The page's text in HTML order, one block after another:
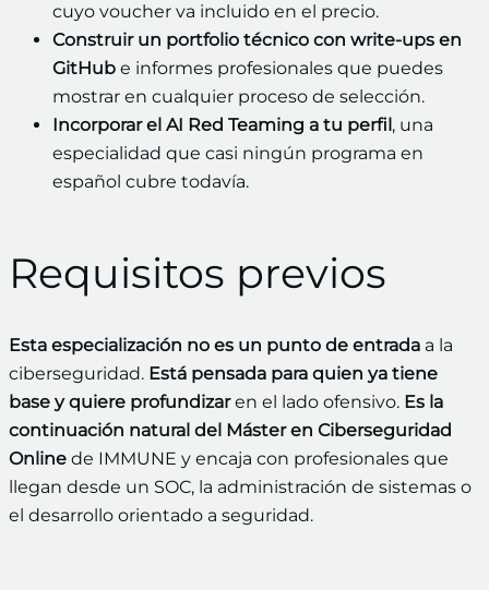
cuyo voucher va incluido en el precio.
Construir un portfolio técnico con write-ups en
GitHub e informes profesionales que puedes
mostrar en cualquier proceso de selección.
Incorporar el AI Red Teaming a tu perfil, una
especialidad que casi ningún programa en
español cubre todavía.
Requisitos previos
Esta especialización no es un punto de entrada a la
ciberseguridad. Está pensada para quien ya tiene
base y quiere profundizaren el lado ofensivo. Es la
continuación natural del Máster en Ciberseguridad
Online de IMMUNE y encaja con profesionales que
llegan desde un SOC, la administración de sistemas o
el desarrollo orientado a seguridad.